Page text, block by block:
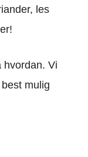
les
Vi
mulig